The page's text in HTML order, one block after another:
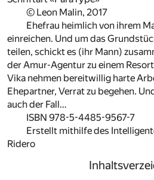
© Leon Malin, 2017
Ehefrau heimlich von ihrem
einreichen. Und um das
teilen, schickt es (ihr Mann)
der Amur-Agentur zu einem
Vika nehmen bereitwillig harte
Ehepartner, Verrat zu begehen.
auch der Fall…
ISBN 978-5-4485-9567-7
Erstellt mithilfe des
Ridero